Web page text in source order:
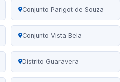
Conjunto Parigot de Souza
Conjunto Vista Bela
Distrito Guaravera